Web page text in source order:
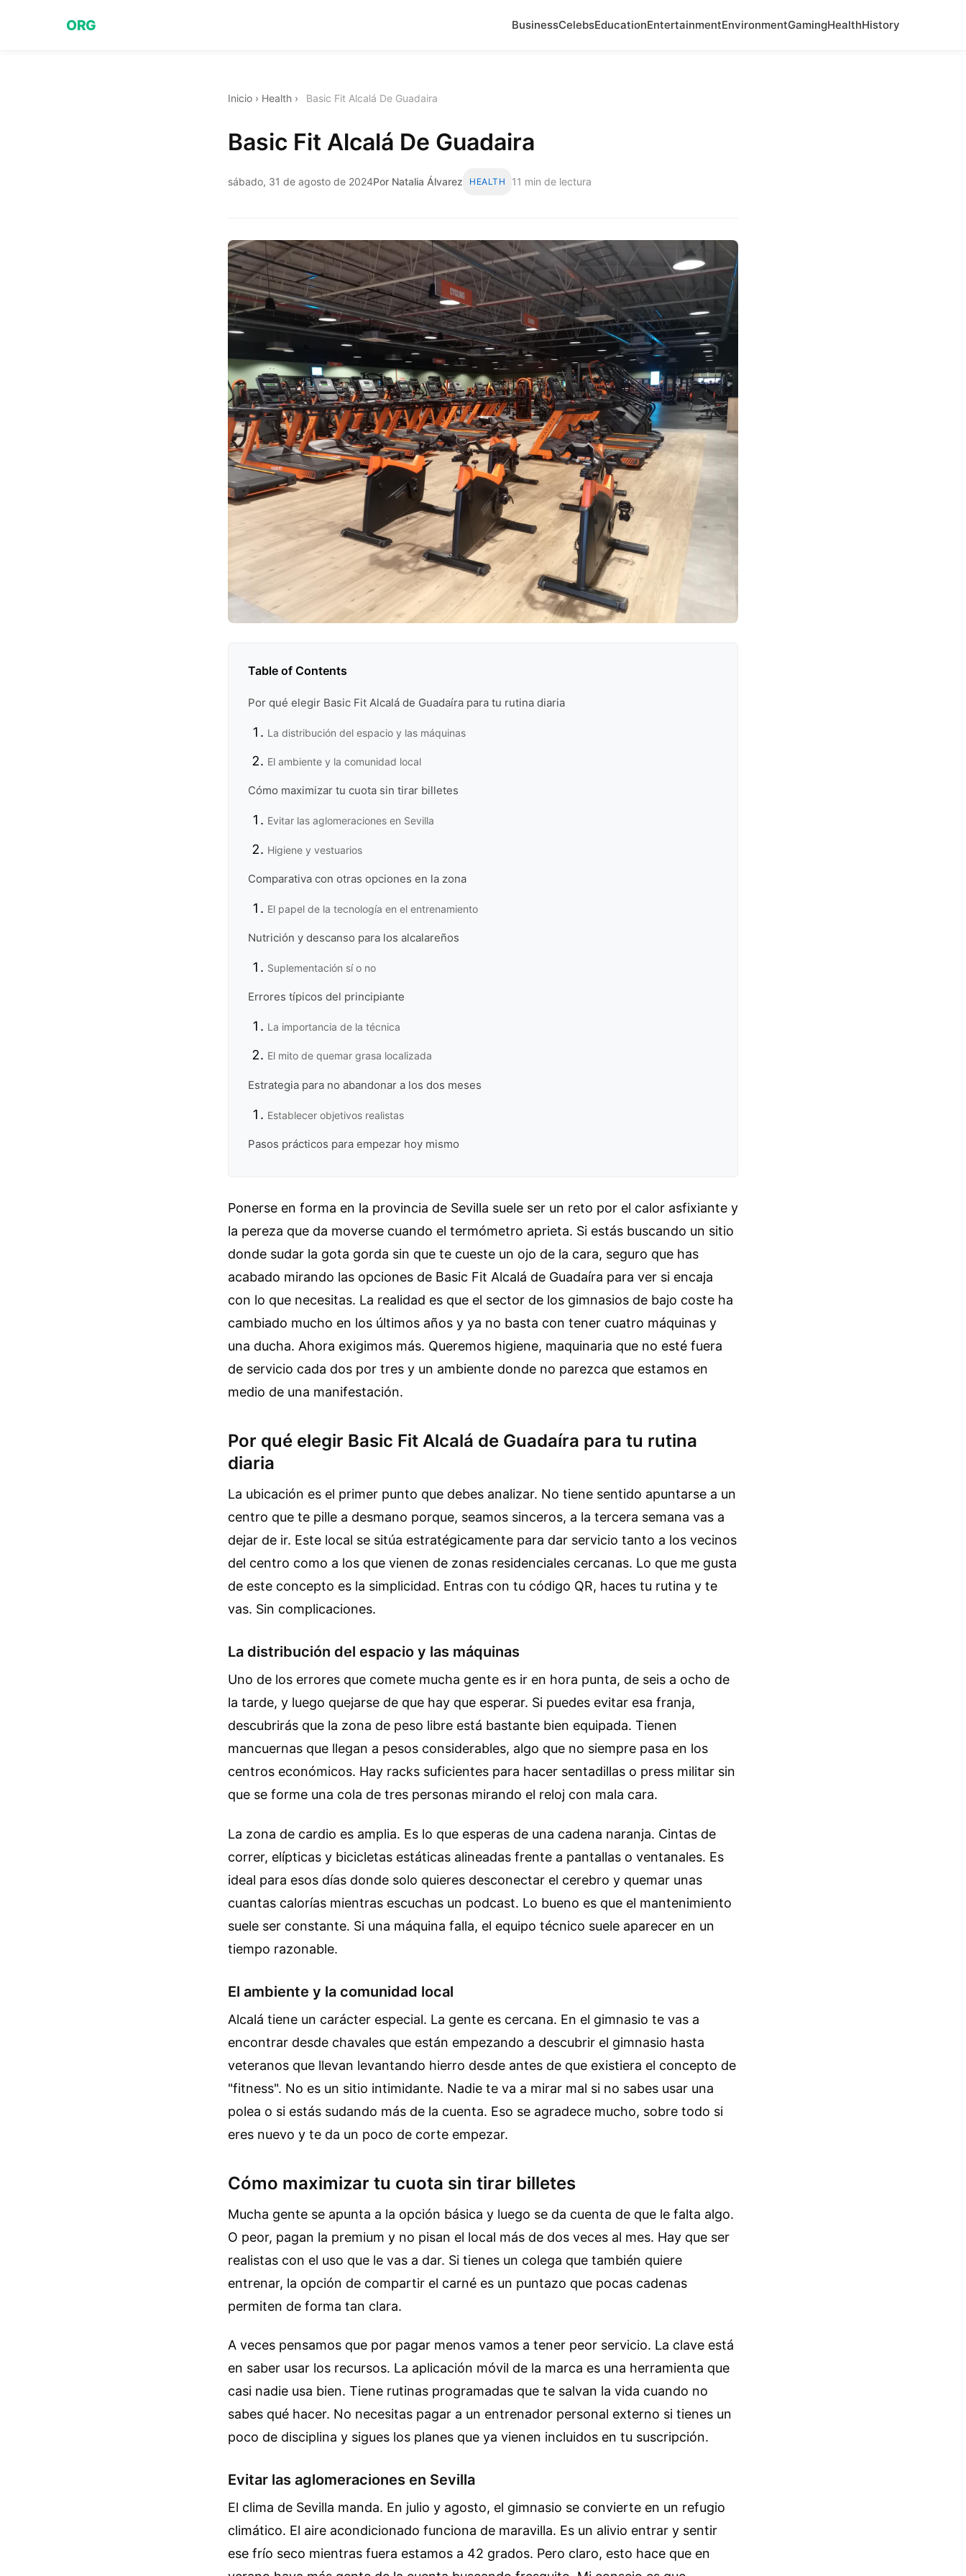
ORG BusinessCelebsEducationEntertainmentEnvironmentGamingHealthHistory
Inicio › Health › Basic Fit Alcalá De Guadaira
Basic Fit Alcalá De Guadaira
sábado, 31 de agosto de 2024Por Natalia Álvarez HEALTH 11 min de lectura
Table of Contents
Por qué elegir Basic Fit Alcalá de Guadaíra para tu rutina diaria
La distribución del espacio y las máquinas
El ambiente y la comunidad local
Cómo maximizar tu cuota sin tirar billetes
Evitar las aglomeraciones en Sevilla
Higiene y vestuarios
Comparativa con otras opciones en la zona
El papel de la tecnología en el entrenamiento
Nutrición y descanso para los alcalareños
Suplementación sí o no
Errores típicos del principiante
La importancia de la técnica
El mito de quemar grasa localizada
Estrategia para no abandonar a los dos meses
Establecer objetivos realistas
Pasos prácticos para empezar hoy mismo
Ponerse en forma en la provincia de Sevilla suele ser un reto por el calor asfixiante y
la pereza que da moverse cuando el termómetro aprieta. Si estás buscando un sitio
donde sudar la gota gorda sin que te cueste un ojo de la cara, seguro que has
acabado mirando las opciones de Basic Fit Alcalá de Guadaíra para ver si encaja
con lo que necesitas. La realidad es que el sector de los gimnasios de bajo coste ha
cambiado mucho en los últimos años y ya no basta con tener cuatro máquinas y
una ducha. Ahora exigimos más. Queremos higiene, maquinaria que no esté fuera
de servicio cada dos por tres y un ambiente donde no parezca que estamos en
medio de una manifestación.
Por qué elegir Basic Fit Alcalá de Guadaíra para tu rutina
diaria
La ubicación es el primer punto que debes analizar. No tiene sentido apuntarse a un
centro que te pille a desmano porque, seamos sinceros, a la tercera semana vas a
dejar de ir. Este local se sitúa estratégicamente para dar servicio tanto a los vecinos
del centro como a los que vienen de zonas residenciales cercanas. Lo que me gusta
de este concepto es la simplicidad. Entras con tu código QR, haces tu rutina y te
vas. Sin complicaciones.
La distribución del espacio y las máquinas
Uno de los errores que comete mucha gente es ir en hora punta, de seis a ocho de
la tarde, y luego quejarse de que hay que esperar. Si puedes evitar esa franja,
descubrirás que la zona de peso libre está bastante bien equipada. Tienen
mancuernas que llegan a pesos considerables, algo que no siempre pasa en los
centros económicos. Hay racks suficientes para hacer sentadillas o press militar sin
que se forme una cola de tres personas mirando el reloj con mala cara.
La zona de cardio es amplia. Es lo que esperas de una cadena naranja. Cintas de
correr, elípticas y bicicletas estáticas alineadas frente a pantallas o ventanales. Es
ideal para esos días donde solo quieres desconectar el cerebro y quemar unas
cuantas calorías mientras escuchas un podcast. Lo bueno es que el mantenimiento
suele ser constante. Si una máquina falla, el equipo técnico suele aparecer en un
tiempo razonable.
El ambiente y la comunidad local
Alcalá tiene un carácter especial. La gente es cercana. En el gimnasio te vas a
encontrar desde chavales que están empezando a descubrir el gimnasio hasta
veteranos que llevan levantando hierro desde antes de que existiera el concepto de
"fitness". No es un sitio intimidante. Nadie te va a mirar mal si no sabes usar una
polea o si estás sudando más de la cuenta. Eso se agradece mucho, sobre todo si
eres nuevo y te da un poco de corte empezar.
Cómo maximizar tu cuota sin tirar billetes
Mucha gente se apunta a la opción básica y luego se da cuenta de que le falta algo.
O peor, pagan la premium y no pisan el local más de dos veces al mes. Hay que ser
realistas con el uso que le vas a dar. Si tienes un colega que también quiere
entrenar, la opción de compartir el carné es un puntazo que pocas cadenas
permiten de forma tan clara.
A veces pensamos que por pagar menos vamos a tener peor servicio. La clave está
en saber usar los recursos. La aplicación móvil de la marca es una herramienta que
casi nadie usa bien. Tiene rutinas programadas que te salvan la vida cuando no
sabes qué hacer. No necesitas pagar a un entrenador personal externo si tienes un
poco de disciplina y sigues los planes que ya vienen incluidos en tu suscripción.
Evitar las aglomeraciones en Sevilla
El clima de Sevilla manda. En julio y agosto, el gimnasio se convierte en un refugio
climático. El aire acondicionado funciona de maravilla. Es un alivio entrar y sentir
ese frío seco mientras fuera estamos a 42 grados. Pero claro, esto hace que en